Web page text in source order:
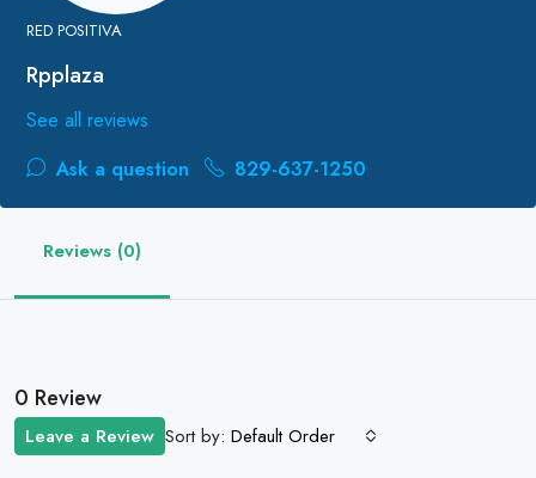
RED POSITIVA
Rpplaza
See all reviews
Ask a question
829-637-1250
Reviews (0)
0 Review
Sort by: Default Order
Leave a Review